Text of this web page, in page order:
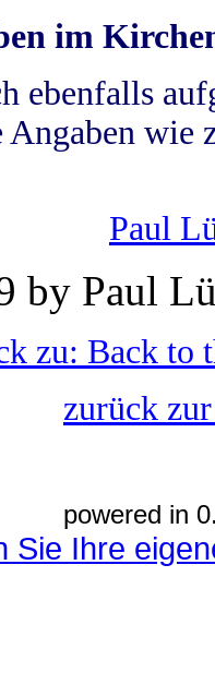
im
ebenfalls
wie
Paul
by Paul
zu: Back to
zurück
powered in
Sie Ihre